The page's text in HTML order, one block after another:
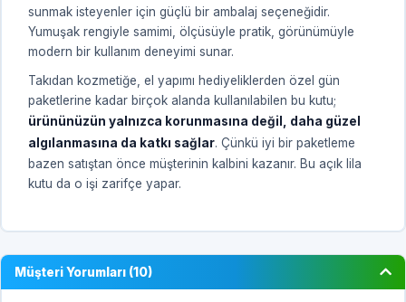
sunmak isteyenler için güçlü bir ambalaj seçeneğidir.
Yumuşak rengiyle samimi, ölçüsüyle pratik, görünümüyle
modern bir kullanım deneyimi sunar.
Takıdan kozmetiğe, el yapımı hediyeliklerden özel gün
paketlerine kadar birçok alanda kullanılabilen bu kutu;
ürününüzün yalnızca korunmasına değil, daha güzel
algılanmasına da katkı sağlar. Çünkü iyi bir paketleme
bazen satıştan önce müşterinin kalbini kazanır. Bu açık lila
kutu da o işi zarifçe yapar.
Müşteri Yorumları (10)